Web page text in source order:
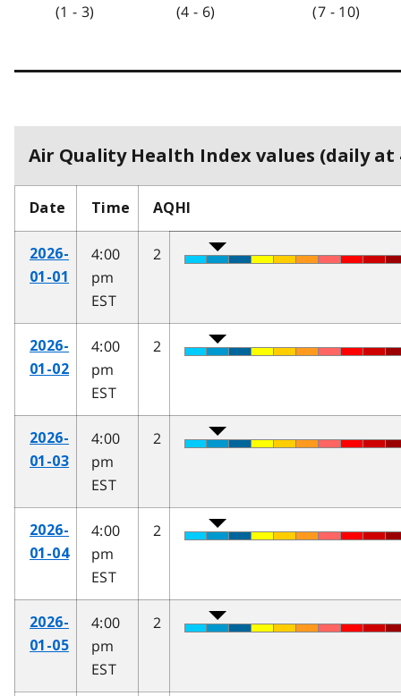
(1 - 3)
(4 - 6)
(7 - 10)
Air Quality Health Index values (daily at
Date Time AQHI
2026-
01-01
4:00
pm
EST
2
2026-
01-02
4:00
pm
EST
2
2026-
01-03
4:00
pm
EST
2
2026-
01-04
4:00
pm
EST
2
2026-
01-05
4:00
pm
EST
2